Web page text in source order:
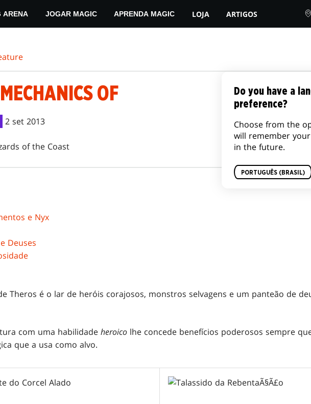
ARENA JOGAR MAGIC APRENDA MAGIC LOJA ARTIGOS
OF
2 set 2013
of the Coast
e Nyx
Deuses
Theros é o lar de heróis corajosos, monstros selvagens e um panteão de
com uma habilidade heroico lhe concede benefícios poderosos sempre
que a usa como alvo.
Do you have a
preference?
Choose from the
will remember
in the future.
PORTUGUÊS (BRASIL)